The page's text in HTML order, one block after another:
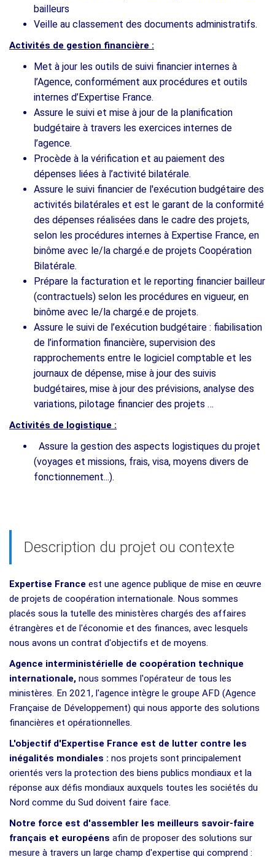
bailleurs
Veille au classement des documents administratifs.
Activités de gestion financière :
Met à jour les outils de suivi financier internes à
l’Agence, conformément aux procédures et outils
internes d’Expertise France.
Assure le suivi et mise à jour de la planification
budgétaire à travers les exercices internes de
l’agence.
Procède à la vérification et au paiement des
dépenses liées à l’activité bilatérale.
Assure le suivi financier de l'exécution budgétaire des
activités bilatérales et est le garant de la conformité
des dépenses réalisées dans le cadre des projets,
selon les procédures internes à Expertise France, en
binôme avec le/la chargé.e de projets Coopération
Bilatérale.
Prépare la facturation et le reporting financier bailleur
(contractuels) selon les procédures en vigueur, en
binôme avec le/la chargé.e de projets.
Assure le suivi de l’exécution budgétaire : fiabilisation
de l’information financière, supervision des
rapprochements entre le logiciel comptable et les
journaux de dépense, mise à jour des suivis
budgétaires, mise à jour des prévisions, analyse des
variations, pilotage financier des projets …
Activités de logistique :
Assure la gestion des aspects logistiques du projet
(voyages et missions, frais, visa, moyens divers de
fonctionnement...).
Description du projet ou contexte
Expertise France est une agence publique de mise en œuvre
de projets de coopération internationale. Nous sommes
placés sous la tutelle des ministères chargés des affaires
étrangères et de l'économie et des finances, avec lesquels
nous avons un contrat d'objectifs et de moyens.
Agence interministérielle de coopération technique
internationale, nous sommes l'opérateur de tous les
ministères. En 2021, l'agence intègre le groupe AFD (Agence
Française de Développement) qui nous apporte des solutions
financières et opérationnelles.
L'objectif d'Expertise France est de lutter contre les
inégalités mondiales : nos projets sont principalement
orientés vers la protection des biens publics mondiaux et la
réponse aux défis mondiaux auxquels toutes les sociétés du
Nord comme du Sud doivent faire face.
Notre force est d'assembler les meilleurs savoir-faire
français et européens afin de proposer des solutions sur
mesure à travers un large champ d'expertise qui comprend :